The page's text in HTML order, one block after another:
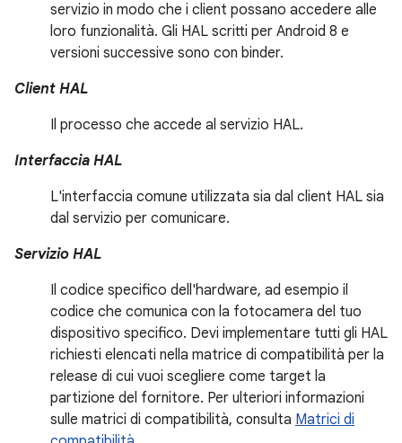
servizio in modo che i client possano accedere alle
loro funzionalità. Gli HAL scritti per Android 8 e
versioni successive sono con binder.
Client HAL
Il processo che accede al servizio HAL.
Interfaccia HAL
L'interfaccia comune utilizzata sia dal client HAL sia
dal servizio per comunicare.
Servizio HAL
Il codice specifico dell'hardware, ad esempio il
codice che comunica con la fotocamera del tuo
dispositivo specifico. Devi implementare tutti gli HAL
richiesti elencati nella matrice di compatibilità per la
release di cui vuoi scegliere come target la
partizione del fornitore. Per ulteriori informazioni
sulle matrici di compatibilità, consulta Matrici di